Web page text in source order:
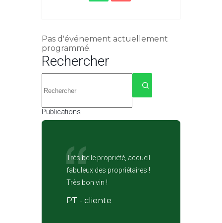
Pas d'événement actuellement
programmé.
Rechercher
résultat
Publications
Très belle propriété, accueil
fabuleux des propriétaires !
Très bon vin !
PT - cliente